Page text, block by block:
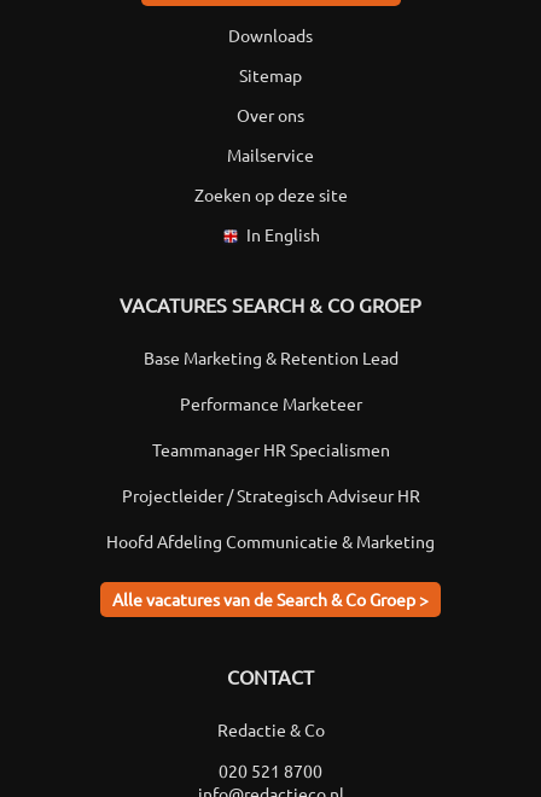
Downloads
Sitemap
Over ons
Mailservice
Zoeken op deze site
In English
VACATURES SEARCH & CO GROEP
Base Marketing & Retention Lead
Performance Marketeer
Teammanager HR Specialismen
Projectleider / Strategisch Adviseur HR
Hoofd Afdeling Communicatie & Marketing
Alle vacatures van de Search & Co Groep >
CONTACT
Redactie & Co
020 521 8700